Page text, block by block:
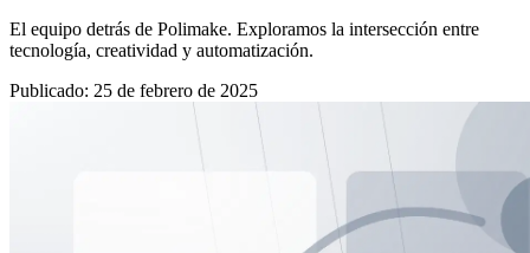
El equipo detrás de Polimake. Exploramos la intersección entre
tecnología, creatividad y automatización.
Publicado: 25 de febrero de 2025